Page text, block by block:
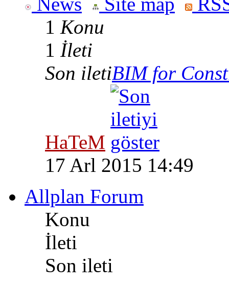
1 Konu
1 İleti
Son iletiBIM for
HaTeM
17 Arl 2015 14:49
Allplan Forum
Konu
İleti
Son ileti